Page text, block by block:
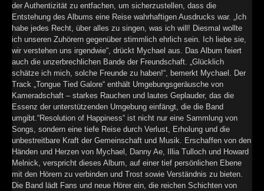
►
der Authentizität zu entfachen, um sicherzustellen, dass die
Entstehung des Albums eine Reise wahrhaftigen Ausdrucks war. „Ich
habe jedes Recht, über alles zu singen, was ich will! Diesmal wollte
ich unseren Zuhörern gegenüber stimmlich ehrlich sein. Ich liebe sie,
wir verstehen uns irgendwie“, drückt Mychael aus. Das Album feiert
auch die unzerbrechlichen Bande der Freundschaft. „Glücklich
schätze ich mich, solche Freunde zu haben!“, bemerkt Mychael. Der
Track „Tongue Tied Galore“ enthält Umgebungsgeräusche von
Kameradschaft – starkes Rauchen und lautes Geplauder, das die
Essenz der unterstützenden Umgebung einfängt, die die Band
umgibt.“Resolution of Happiness“ ist nicht nur eine Sammlung von
Songs, sondern eine tiefe Reise durch Verlust, Erholung und die
unbestreitbare Kraft der Gemeinschaft und Musik. Erschaffen von den
Händen und Herzen von Mychael, Danny Ae, Illia Tulloch und Howard
Melnick, verspricht dieses Album, auf einer tief persönlichen Ebene
mit den Hörern zu verbinden und Trost sowie Verständnis zu bieten.
Die Band lädt Fans und neue Hörer ein, die reichen Schichten von